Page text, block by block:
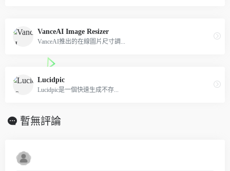
VanceAI Image Resizer
VanceAI推出的在線圖片尺寸調...
Lucidpic
Lucidpic是一個快速生成不存...
暫無評論